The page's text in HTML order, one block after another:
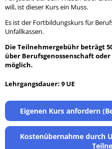
will, ist dieser Kurs ein Muss.
Es ist der Fortbildungskurs für
Unfallkassen.
Die Teilnehmergebühr beträgt
über Berufsgenossenschaft
möglich.
Lehrgangsdauer: 9 UE
Eigenen Kurs anfordern
Kostenübernahme durch